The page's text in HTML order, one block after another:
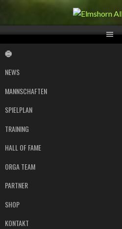
Inhalt
NEWS
MANNSCHAFTEN
SPIELPLAN
TRAINING
HALL OF FAME
ORGA TEAM
PARTNER
SHOP
KONTAKT